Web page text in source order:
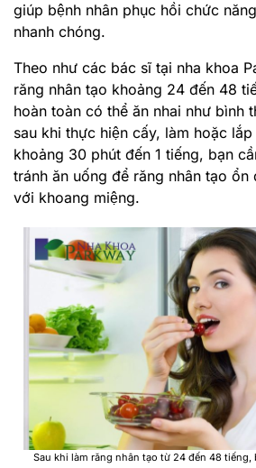
giúp bệnh nhân phục hồi chức
nhanh chóng.
Theo như các bác sĩ tại nha khoa
răng nhân tạo khoảng 24 đến 48
hoàn toàn có thể ăn nhai như bình
sau khi thực hiện cấy, làm hoặc
khoảng 30 phút đến 1 tiếng, bạn
tránh ăn uống để răng nhân tạo
với khoang miệng.
Sau khi làm răng nhân tạo từ 24 đến 48 tiếng,